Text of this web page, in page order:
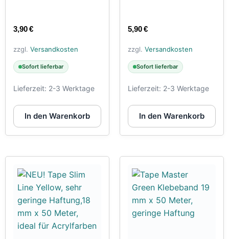
3,90€
zzgl. Versandkosten
Sofort lieferbar
Lieferzeit: 2-3 Werktage
In den Warenkorb
5,90€
zzgl. Versandkosten
Sofort lieferbar
Lieferzeit: 2-3 Werktage
In den Warenkorb